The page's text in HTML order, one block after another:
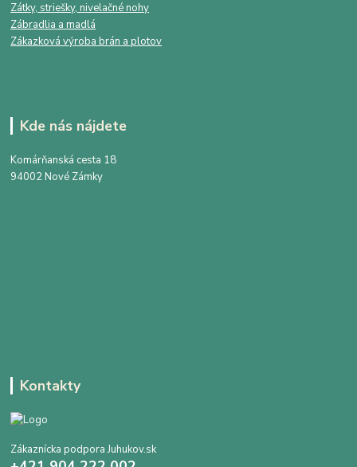
Zátky, striešky, nivelačné nohy
Zábradlia a madlá
Zákazková výroba brán a plotov
Kde nás nájdete
Komárňanská cesta 18
94002 Nové Zámky
Kontakty
Zákaznícka podpora Juhukov.sk